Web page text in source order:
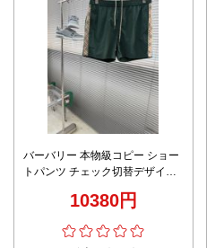
バーバリー 本物級コピー ショー
トパンツ チェック切替デザイン
10380円